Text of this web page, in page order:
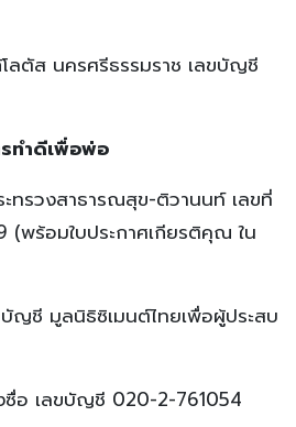
โลตัส นครศรีธรรมราช เลขบัญชี
ทำดีเพื่อพ่อ
ะทรวงสาธารณสุข-ติวานนท์ เลขที่
(พร้อมใบประกาศเกียรติคุณ ใน
บัญชี มูลนิธิซิเมนต์ไทยเพื่อผู้ประสบ
ซื่อ เลขบัญชี 020-2-761054